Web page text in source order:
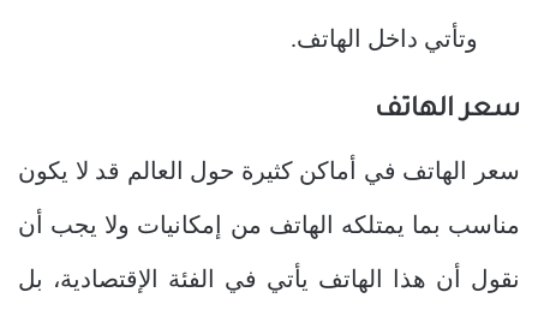
وتأتي داخل الهاتف.
سعر الهاتف
سعر الهاتف في أماكن كثيرة حول العالم قد لا يكون
مناسب بما يمتلكه الهاتف من إمكانيات ولا يجب أن
نقول أن هذا الهاتف يأتي في الفئة الإقتصادية، بل